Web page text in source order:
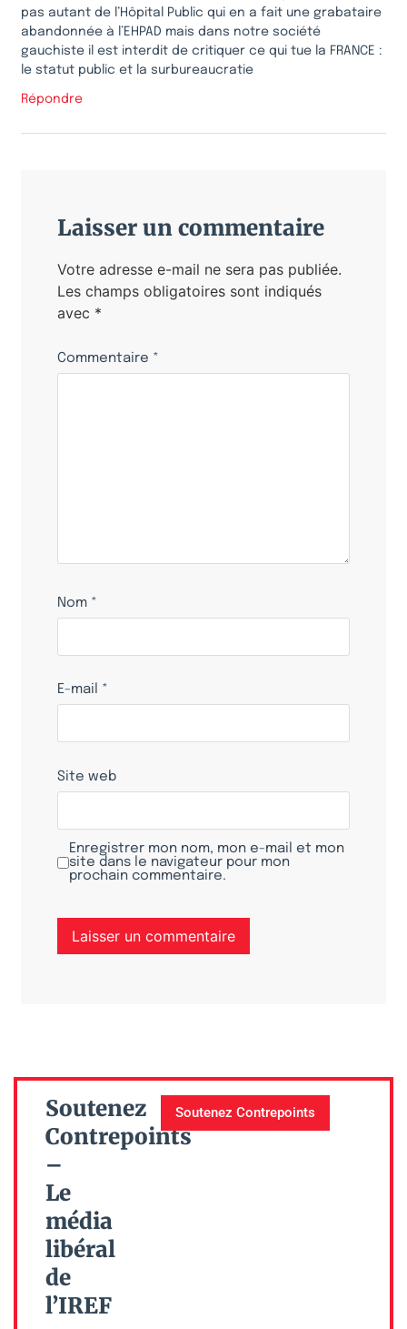
pas autant de l’Hôpital Public qui en a fait une grabataire
abandonnée à l’EHPAD mais dans notre société
gauchiste il est interdit de critiquer ce qui tue la FRANCE :
le statut public et la surbureaucratie
Répondre
Laisser un commentaire
Votre adresse e-mail ne sera pas publiée.
Les champs obligatoires sont indiqués
avec *
Commentaire *
Nom *
E-mail *
Site web
Enregistrer mon nom, mon e-mail et mon
site dans le navigateur pour mon
prochain commentaire.
Soutenez
Contrepoints
–
Le
média
libéral
de
l’IREF
Soutenez Contrepoints